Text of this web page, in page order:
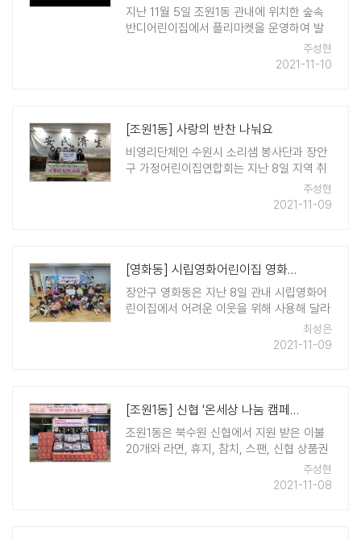
지난 11월 5일 조원1동 관내에 위치한 숲속
반디어린이집에서 플리마켓을 운영하여 발
생한 수익금 11만원을 행정복지센터 이웃돕
기 창구를 통해 기부했다. 이장희 원장은 플
주성현
2021-11-10
[조원1동] 사랑의 반찬 나눠요
비영리단체인 수원시 소리샘 봉사단과 장안
구 가정어린이집연합회는 지난 8일 지역 취
약계층 가정을 위해 직접 만든 반찬 20세트
를 조원1동 행정복지센터에 전달했다. 소리
주성현
2021-11-09
[영화동] 시립영화어린이집 영화동에 후원금 전달
장안구 영화동은 지난 8일 관내 시립영화어
린이집에서 어려운 이웃을 위해 사용해 달라
며 후원금 51만9천원을 전달받았다고 밝혔
다. 시립영화어린이집은 학부모 및 타 어린
최성은
2021-11-09
[조원1동] 신협 '온세상 나눔 캠페인'으로 따뜻한 겨울나기 준비 끝
조원1동은 북수원 신협에서 지원 받은 이불
20개와 라면, 휴지, 참치, 스팬, 신협 상품권
등으로 구성된 어부바박스 70개를 조원1동
지역사회보장 협의체에서 발굴한 취약계층
주성현
2021-11-08